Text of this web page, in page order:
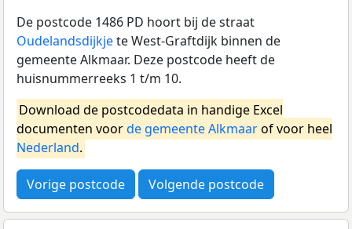
De postcode 1486 PD hoort bij de straat
Oudelandsdijkjete West-Graftdijk binnen de
gemeente Alkmaar. Deze postcode heeft de
huisnummerreeks 1 t/m 10.
Download de postcodedata in handige Excel
documenten voorde gemeente Alkmaarof voor heel
Nederland.
Vorige postcode Volgende postcode